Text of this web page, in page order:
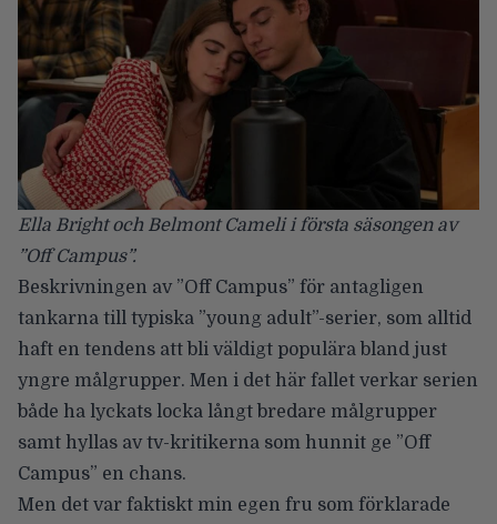
Ella Bright och Belmont Cameli i första säsongen av
”Off Campus”.
Beskrivningen av ”Off Campus” för antagligen
tankarna till typiska ”young adult”-serier, som alltid
haft en tendens att bli väldigt populära bland just
yngre målgrupper. Men i det här fallet verkar serien
både ha lyckats locka långt bredare målgrupper
samt hyllas av tv-kritikerna som hunnit ge ”Off
Campus” en chans.
Men det var faktiskt min egen fru som förklarade